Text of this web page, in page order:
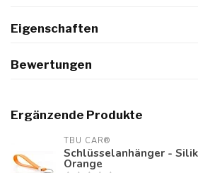
Eigenschaften
Bewertungen
Ergänzende Produkte
TBU CAR®
Schlüsselanhänger -
Orange